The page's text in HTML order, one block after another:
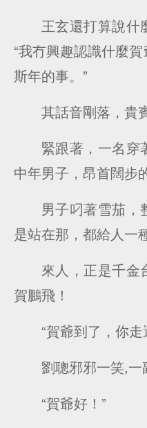
王玄還打算說什
“我冇興趣認識什麼
斯年的事。”
其話音剛落，貴
緊跟著，一名穿
中年男子，昂首闊步
男子叼著雪茄，
是站在那，都給人一
來人，正是千金
賀鵬飛！
“賀爺到了，你走
劉聰邪邪一笑,一
“賀爺好！”